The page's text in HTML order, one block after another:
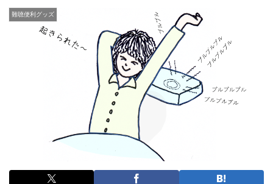
難聴便利グッズ